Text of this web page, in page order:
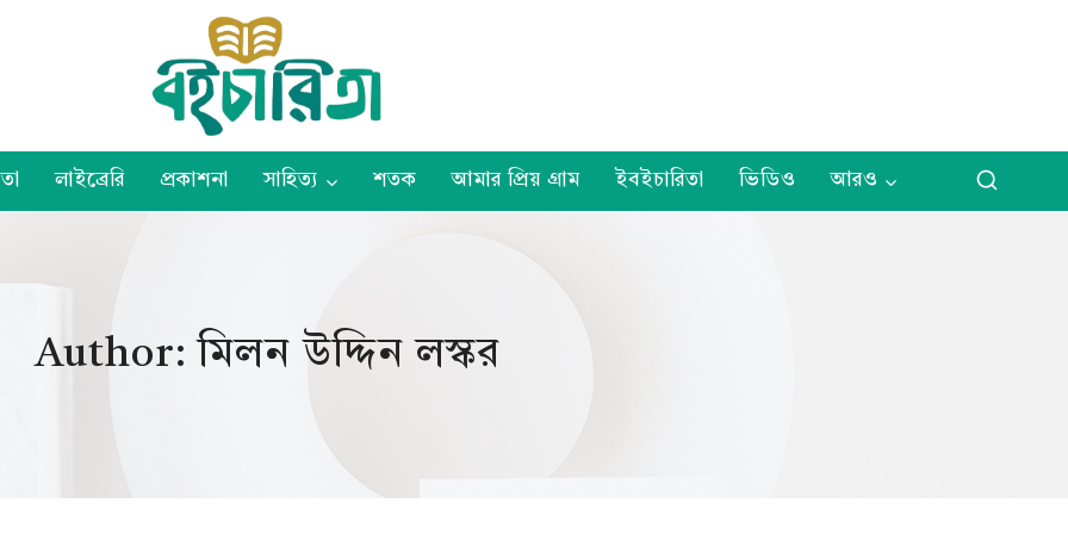
লাইব্রেরি প্রকাশনা সাহিত্য শতক আমার প্রিয় গ্রাম ইবইচারিতা ভিডিও আরও
Author: মিলন উদ্দিন লস্কর